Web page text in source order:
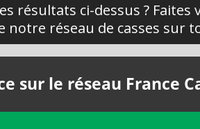
résultats ci-dessus ? Faites
notre réseau de casses sur
sur le réseau France